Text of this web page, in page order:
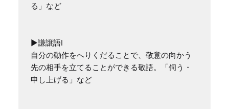
る」など
▶謙譲語I
自分の動作をへりくだることで、敬意の向かう
先の相手を立てることができる敬語。「伺う・
申し上げる」など